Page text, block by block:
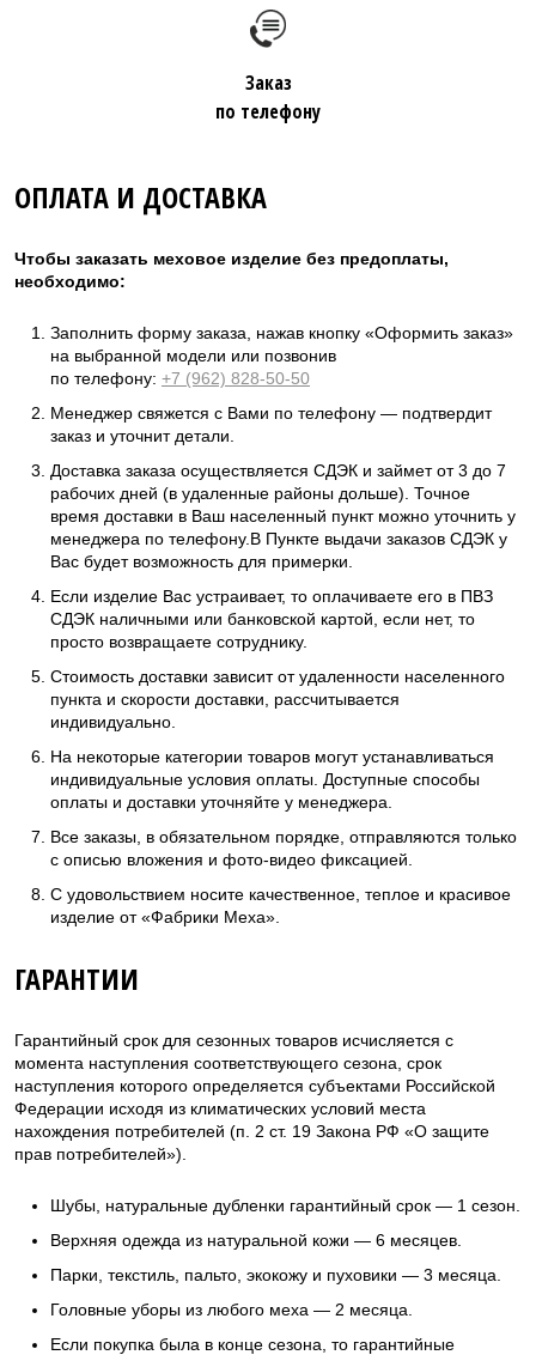
Заказ
по телефону
ОПЛАТА И ДОСТАВКА
Чтобы заказать меховое изделие без предоплаты,
необходимо:
Заполнить форму заказа, нажав кнопку «Оформить заказ»
на выбранной модели или позвонив
по телефону: +7 (962) 828-50-50
Менеджер свяжется с Вами по телефону — подтвердит
заказ и уточнит детали.
Доставка заказа осуществляется СДЭК и займет от 3 до 7
рабочих дней (в удаленные районы дольше). Точное
время доставки в Ваш населенный пункт можно уточнить у
менеджера по телефону.В Пункте выдачи заказов СДЭК у
Вас будет возможность для примерки.
Если изделие Вас устраивает, то оплачиваете его в ПВЗ
СДЭК наличными или банковской картой, если нет, то
просто возвращаете сотруднику.
Стоимость доставки зависит от удаленности населенного
пункта и скорости доставки, рассчитывается
индивидуально.
На некоторые категории товаров могут устанавливаться
индивидуальные условия оплаты. Доступные способы
оплаты и доставки уточняйте у менеджера.
Все заказы, в обязательном порядке, отправляются только
с описью вложения и фото-видео фиксацией.
С удовольствием носите качественное, теплое и красивое
изделие от «Фабрики Меха».
ГАРАНТИИ
Гарантийный срок для сезонных товаров исчисляется с
момента наступления соответствующего сезона, срок
наступления которого определяется субъектами Российской
Федерации исходя из климатических условий места
нахождения потребителей (п. 2 ст. 19 Закона РФ «О защите
прав потребителей»).
Шубы, натуральные дубленки гарантийный срок — 1 сезон.
Верхняя одежда из натуральной кожи — 6 месяцев.
Парки, текстиль, пальто, экокожу и пуховики — 3 месяца.
Головные уборы из любого меха — 2 месяца.
Если покупка была в конце сезона, то гарантийные